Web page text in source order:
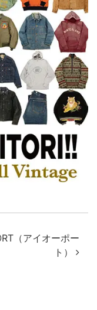
ョン
（アイオーポー
ト）